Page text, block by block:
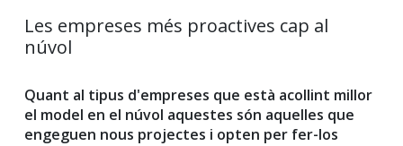
Les empreses més proactives cap al
núvol
Quant al tipus d'empreses que està acollint millor
el model en el núvol aquestes són aquelles que
engeguen nous projectes i opten per fer-los